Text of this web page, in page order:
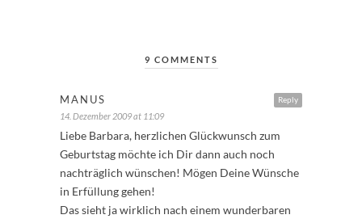
9 COMMENTS
Reply
MANUS
14. Dezember 2009 at 11:09
Liebe Barbara, herzlichen Glückwunsch zum
Geburtstag möchte ich Dir dann auch noch
nachträglich wünschen! Mögen Deine Wünsche
in Erfüllung gehen!
Das sieht ja wirklich nach einem wunderbaren